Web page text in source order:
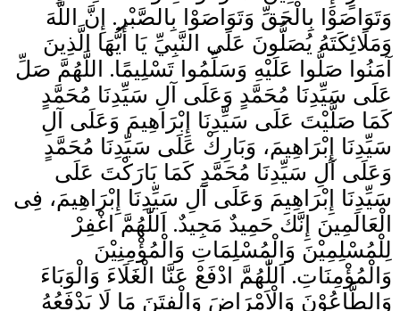
وَتَوَاصَوْا بِالْحَقِّ وَتَوَاصَوْا بِالصَّبْر. إِنَّ اللَّهَ
وَمَلَائِكَتَهُ يُصَلُّونَ عَلَى النَّبِيِّ يَا أَيُّهَا الَّذِينَ
آمَنُوا صَلُّوا عَلَيْهِ وَسَلِّمُوا تَسْلِيمًا. اللَّهُمَّ صَلِّ
عَلَى سَيِّدِنَا مُحَمَّدٍ وَعَلَى آلِ سَيِّدِنَا مُحَمَّدٍ
كَمَا صَلَّيْتَ عَلَى سَيِّدِنَا إِبْرَاهِيمَ وَعَلَى آلِ
سَيِّدِنَا إِبْرَاهِيمَ، وَبَارِكْ عَلَى سَيِّدِنَا مُحَمَّدٍ
وَعَلَى آلِ سَيِّدِنَا مُحَمَّدٍ كَمَا بَارَكْتَ عَلَى
سَيِّدِنَا إِبْرَاهِيمَ وَعَلَى آلِ سَيِّدِنَا إِبْرَاهِيمَ، فِى
الْعَالَمِينَ إِنَّكَ حَمِيدٌ مَجِيدٌ. اَللّٰهُمَّ اغْفِرْ
لِلْمُسْلِمِيْنَ وَالْمُسْلِمَاتِ وَالْمُؤْمِنِيْنَ
وَالْمُؤْمِنَاتِ. اَللّٰهُمَّ ادْفَعْ عَنَّا الْغَلَاءَ وَالْوَبَاءَ
وَالطَّاعُوْنَ وَالْاَمْرَاضَ وَالْفِتَنَ مَا لَا يَدْفَعُهُ